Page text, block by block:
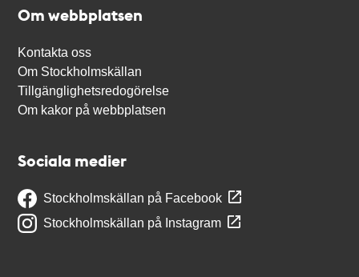
Om webbplatsen
Kontakta oss
Om Stockholmskällan
Tillgänglighetsredogörelse
Om kakor på webbplatsen
Sociala medier
Stockholmskällan på Facebook
Stockholmskällan på Instagram